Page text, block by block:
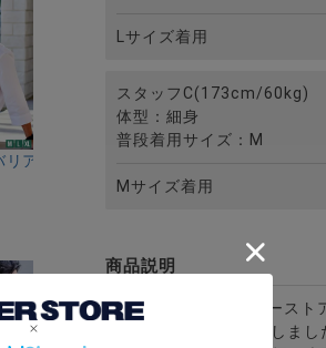
ージーパンツ/全2色
スリーブニット/全12色
ャツ/全4色
ア)コットンリネンホリゾンタルカラー7
Lサイズ着用
スタッフC(173cm/60kg)
体型：細身
普段着用サイズ：M
Mサイズ着用
商品説明
BITTER STORE(ビタースト
半袖クルーTEEが入荷しまし